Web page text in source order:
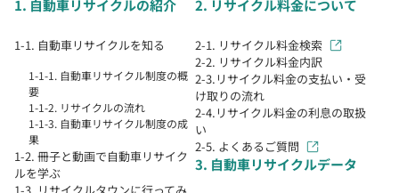
1. 自動車リサイクルの紹介
1-1. 自動車リサイクルを知る
1-1-1. 自動車リサイクル制度の概
要
1-1-2. リサイクルの流れ
1-1-3. 自動車リサイクル制度の成
果
1-2. 冊子と動画で自動車リサイク
ルを学ぶ
2. リサイクル料金について
2-1. リサイクル料金検索
2-2. リサイクル料金内訳
2-3.リサイクル料金の支払い・受
け取りの流れ
2-4.リサイクル料金の利息の取扱
い
2-5. よくあるご質問
3. 自動車リサイクルデータ